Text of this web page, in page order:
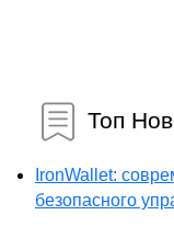
Топ
IronWallet:
безопасного